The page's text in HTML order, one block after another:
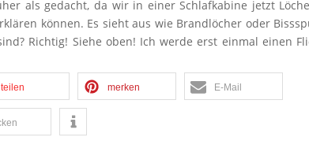
als gedacht, da wir in einer Schlafkabine jetzt
können. Es sieht aus wie Brandlöcher oder
Richtig! Siehe oben! Ich werde erst einmal einen
teilen merken E-Mail